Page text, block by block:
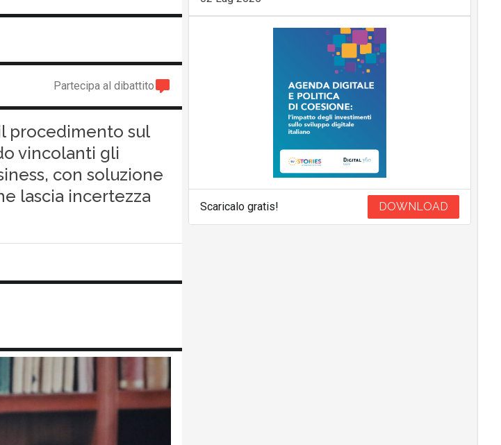
Partecipa al dibattito
procedimento sul
vincolanti gli
con soluzione
lascia incertezza
Scaricalo gratis! DOWNLOAD